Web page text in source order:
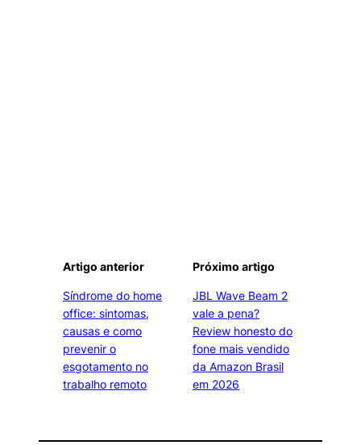
Artigo anterior
Síndrome do home
office: sintomas,
causas e como
prevenir o
esgotamento no
trabalho remoto
Próximo artigo
JBL Wave Beam 2
vale a pena?
Review honesto do
fone mais vendido
da Amazon Brasil
em 2026